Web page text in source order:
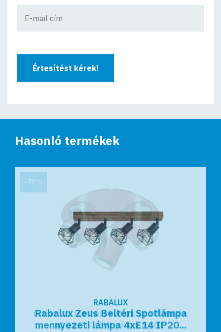
Értesítést kérek!
Hasonló termékek
RABALUX
Rabalux Zeus Beltéri Spotlámpa
mennyezeti lámpa 4xE14 IP20...
-78%
RABALUX
Rabalux Beltéri karos spotlámpa
GU10 3x5W piros April